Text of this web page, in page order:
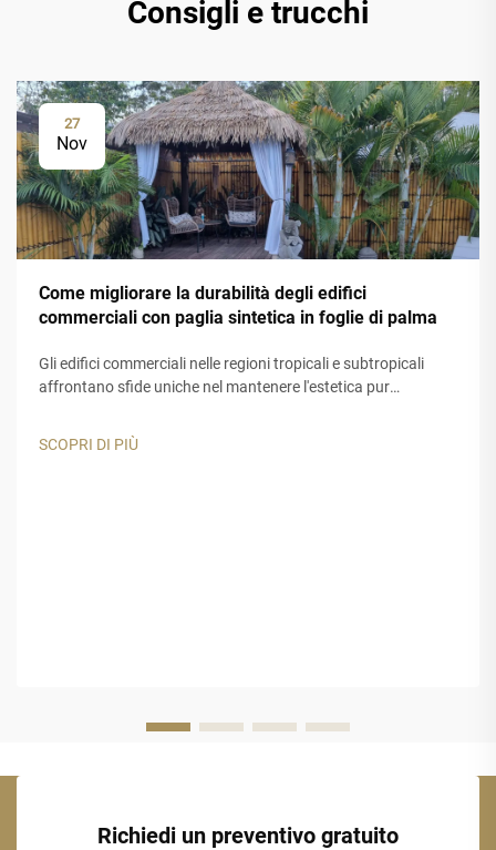
Consigli e trucchi
27
Nov
Come migliorare la durabilità degli edifici
commerciali con paglia sintetica in foglie di palma
Gli edifici commerciali nelle regioni tropicali e subtropicali
affrontano sfide uniche nel mantenere l'estetica pur
e decorazioni spesso risultano inadeguati quando esposti a
SCOPRI DI PIÙ
Richiedi un preventivo gratuito